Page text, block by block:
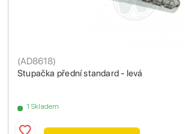
Stupačka přední standard - levá
(AD8618)
1 Skladem